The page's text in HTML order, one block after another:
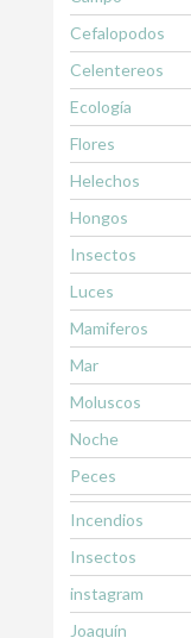
Cefalopodos
Celentereos
Ecología
Flores
Helechos
Hongos
Insectos
Luces
Mamiferos
Mar
Moluscos
Noche
Peces
Incendios
Insectos
instagram
Joaquín